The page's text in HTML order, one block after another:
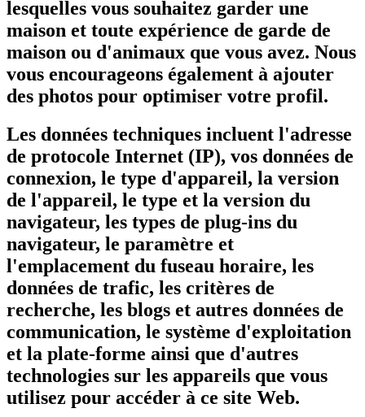
lesquelles vous souhaitez garder une
maison et toute expérience de garde de
maison ou d'animaux que vous avez. Nous
vous encourageons également à ajouter
des photos pour optimiser votre profil.
Les données techniques incluent l'adresse
de protocole Internet (IP), vos données de
connexion, le type d'appareil, la version
de l'appareil, le type et la version du
navigateur, les types de plug-ins du
navigateur, le paramètre et
l'emplacement du fuseau horaire, les
données de trafic, les critères de
recherche, les blogs et autres données de
communication, le système d'exploitation
et la plate-forme ainsi que d'autres
technologies sur les appareils que vous
utilisez pour accéder à ce site Web.